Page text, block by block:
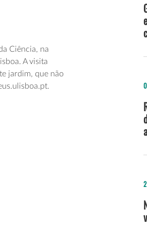
Ciência, na
A visita
jardim, que não